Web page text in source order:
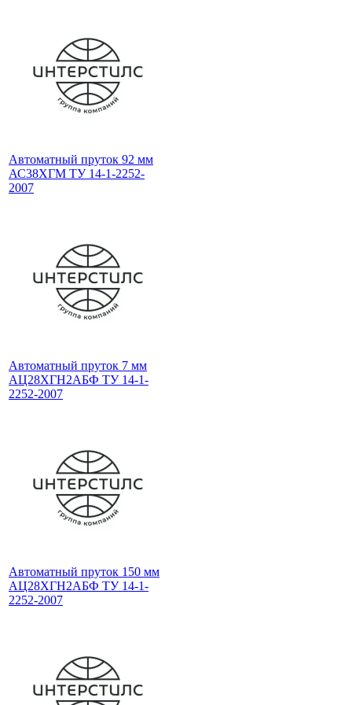
Автоматный пруток 92 мм
АС38ХГМ ТУ 14-1-2252-
2007
Автоматный пруток 7 мм
АЦ28ХГН2АБФ ТУ 14-1-
2252-2007
Автоматный пруток 150 мм
АЦ28ХГН2АБФ ТУ 14-1-
2252-2007